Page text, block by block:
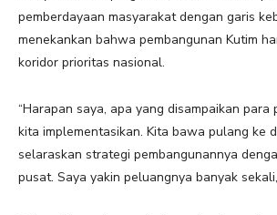
pemberdayaan masyarakat dengan garis
menekankan bahwa pembangunan Kutim
koridor prioritas nasional.
“Harapan saya, apa yang disampaikan para
kita implementasikan. Kita bawa pulang ke
selaraskan strategi pembangunannya
pusat. Saya yakin peluangnya banyak